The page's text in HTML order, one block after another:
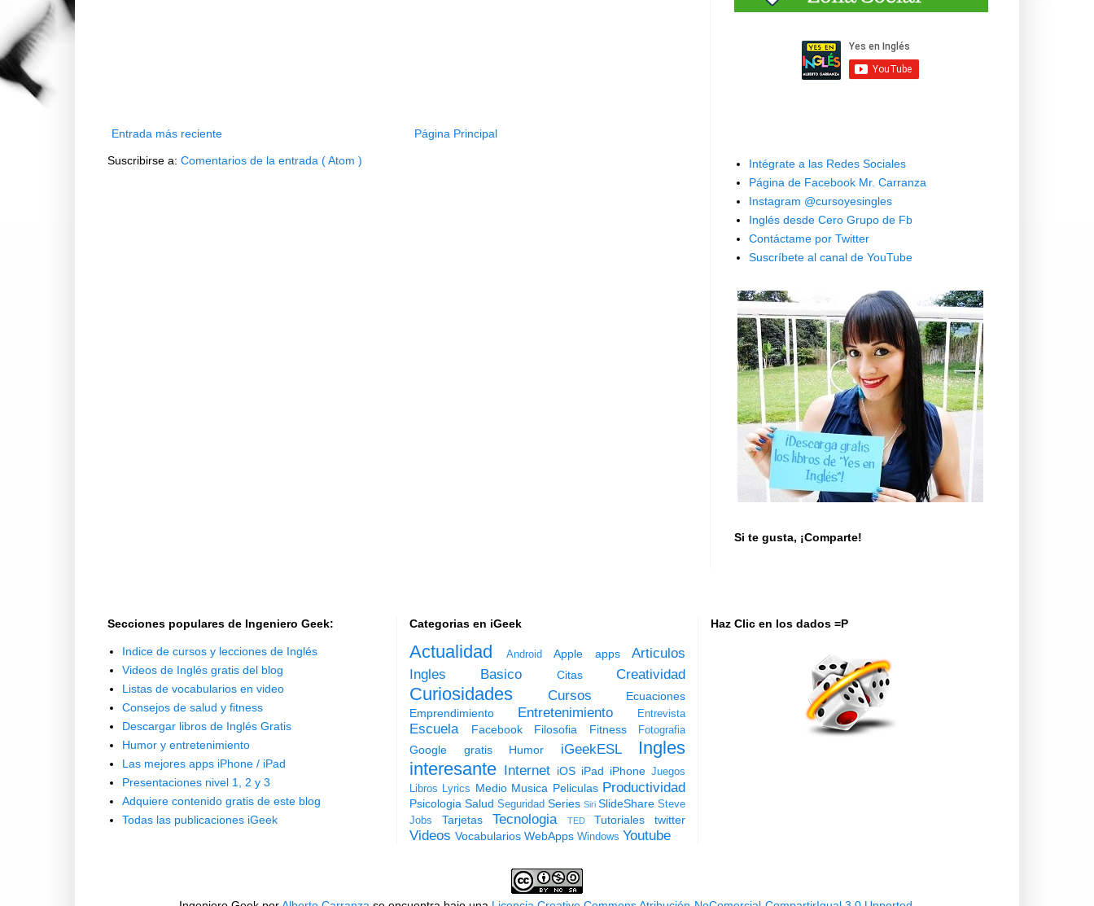
Entrada más reciente Página Principal
Suscribirse a: Comentarios de la entrada ( Atom )
Intégrate a las Redes Sociales
Página de Facebook Mr. Carranza
Instagram @cursoyesingles
Inglés desde Cero Grupo de Fb
Contáctame por Twitter
Suscríbete al canal de YouTube
Si te gusta, ¡Comparte!
Secciones populares de Ingeniero Geek:
Indice de cursos y lecciones de Inglés
Videos de Inglés gratis del blog
Listas de vocabularios en video
Consejos de salud y fitness
Descargar libros de Inglés Gratis
Humor y entretenimiento
Las mejores apps iPhone / iPad
Presentaciones nivel 1, 2 y 3
Adquiere contenido gratis de este blog
Todas las publicaciones iGeek
Categorias en iGeek
Actualidad Android Apple apps Articulos
Ingles Basico CitasCreatividad
Curiosidades Cursos
Ecuaciones
Emprendimiento Entretenimiento Entrevista
Escuela Facebook Filosofia Fitness Fotografia
Google gratis Humor iGeekESL
Ingles
interesante Internet iOS iPad iPhone Juegos
Libros Lyrics Medio Musica Peliculas Productividad
Psicologia Salud Seguridad Series Siri SlideShare Steve
Jobs Tarjetas Tecnologia TED Tutoriales twitter
Videos Vocabularios WebApps Windows Youtube
Haz Clic en los dados =P